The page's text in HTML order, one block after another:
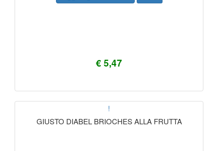
€ 5,47
!
GIUSTO DIABEL BRIOCHES ALLA FRUTTA